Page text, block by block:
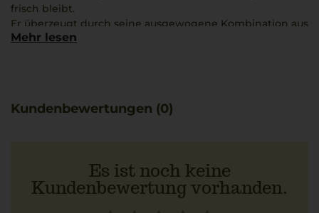
frisch bleibt.
Er überzeugt durch seine ausgewogene Kombination aus
Reife, Eleganz und fruchtiger Frische, die an warme
Mehr lesen
Kundenbewertungen (0)
Es ist noch keine
Kundenbewertung vorhanden.